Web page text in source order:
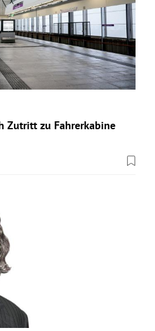
Zutritt zu Fahrerkabine